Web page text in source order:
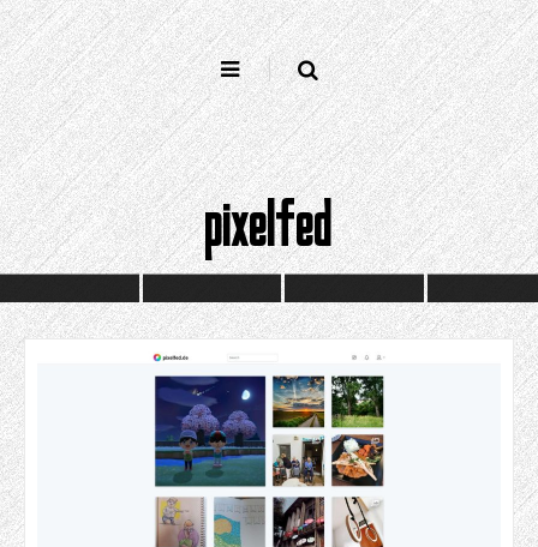
pixelfed